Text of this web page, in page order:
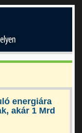
energiára
akár 1 Mrd